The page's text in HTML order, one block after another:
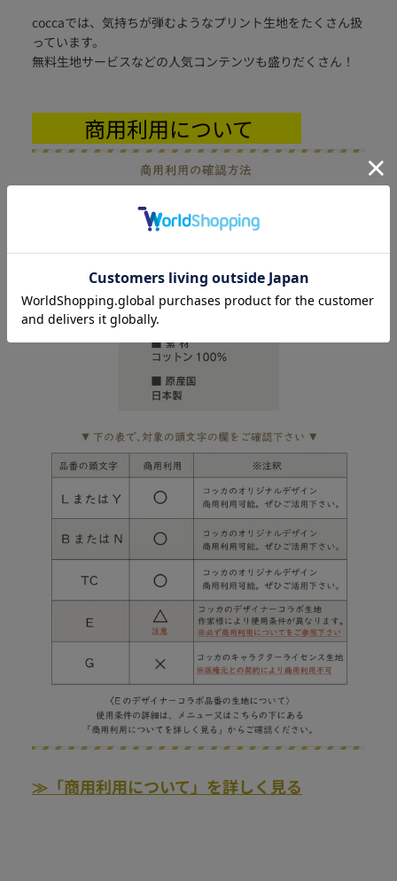
coccaでは、気持ちが弾むようなプリント生地をたくさん扱
っています。
無料生地サービスなどの人気コンテンツも盛りだくさん！
商用利用について
≫「商用利用について」を詳しく見る